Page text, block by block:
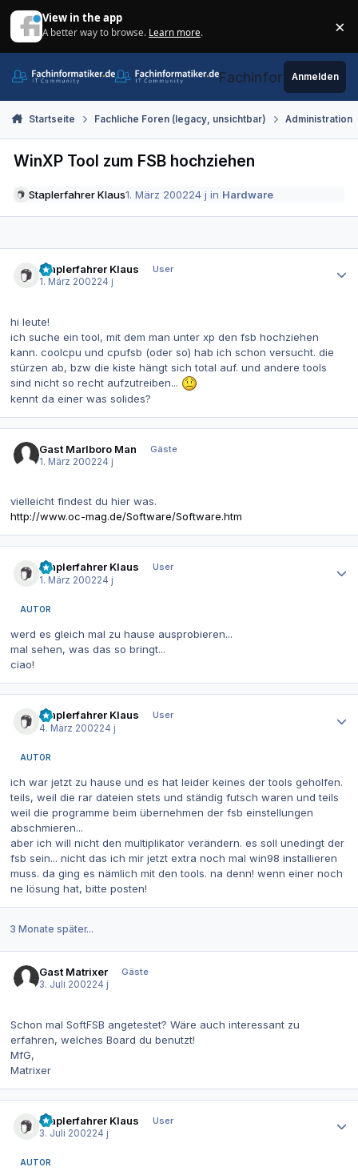
View in the app
A better way to browse. Learn more. ×
Fachinformatiker.de
Anmelden
Startseite Fachliche Foren (legacy, unsichtbar) Administration
WinXP Tool zum FSB hochziehen
Staplerfahrer Klaus1. März 200224 j in Hardware
Staplerfahrer Klaus
User
1. März 200224 j
hi leute!
ich suche ein tool, mit dem man unter xp den fsb hochziehen
kann. coolcpu und cpufsb (oder so) hab ich schon versucht. die
stürzen ab, bzw die kiste hängt sich total auf. und andere tools
sind nicht so recht aufzutreiben...
kennt da einer was solides?
Gast Marlboro Man
Gäste
1. März 200224 j
vielleicht findest du hier was.
http://www.oc-mag.de/Software/Software.htm
Staplerfahrer Klaus
User
1. März 200224 j
AUTOR
werd es gleich mal zu hause ausprobieren...
mal sehen, was das so bringt...
ciao!
Staplerfahrer Klaus
User
4. März 200224 j
AUTOR
ich war jetzt zu hause und es hat leider keines der tools geholfen.
teils, weil die rar dateien stets und ständig futsch waren und teils
weil die programme beim übernehmen der fsb einstellungen
abschmieren...
aber ich will nicht den multiplikator verändern. es soll unedingt der
fsb sein... nicht das ich mir jetzt extra noch mal win98 installieren
muss. da ging es nämlich mit den tools. na denn! wenn einer noch
ne lösung hat, bitte posten!
3 Monate später...
Gast Matrixer
Gäste
3. Juli 200224 j
Schon mal SoftFSB angetestet? Wäre auch interessant zu
erfahren, welches Board du benutzt!
MfG,
Matrixer
Staplerfahrer Klaus
User
3. Juli 200224 j
AUTOR